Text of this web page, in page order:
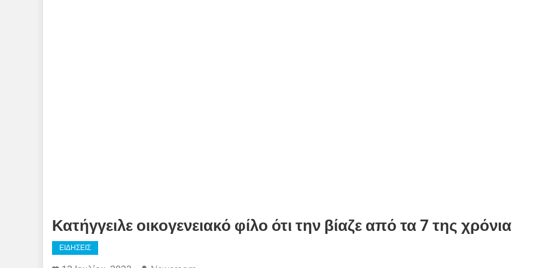
Κατήγγειλε οικογενειακό φίλο ότι την βίαζε από τα 7 της χρόνια
ΕΙΔΗΣΕΙΣ